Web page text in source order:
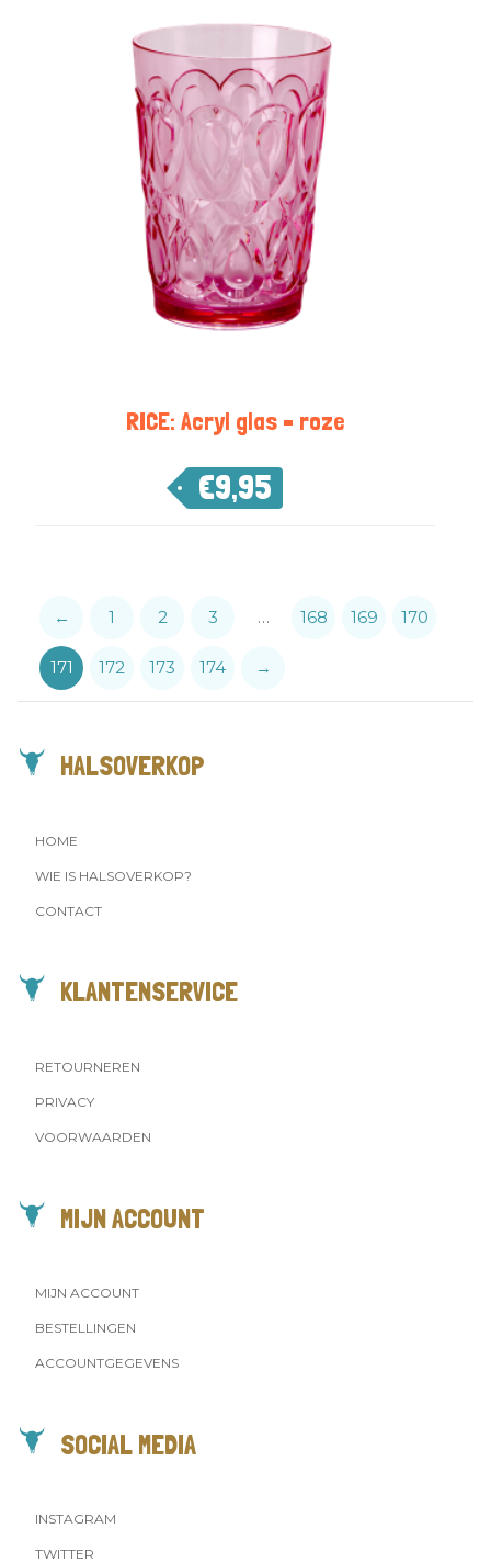
RICE: Acryl glas – roze
€9,95
← 1 2 3 … 168 169 170
171 172 173 174 →
HALSOVERKOP
HOME
WIE IS HALSOVERKOP?
CONTACT
KLANTENSERVICE
RETOURNEREN
PRIVACY
VOORWAARDEN
MIJN ACCOUNT
MIJN ACCOUNT
BESTELLINGEN
ACCOUNTGEGEVENS
SOCIAL MEDIA
INSTAGRAM
TWITTER